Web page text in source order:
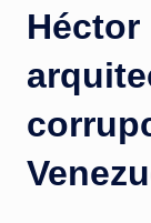
a
i
n
s
Héctor